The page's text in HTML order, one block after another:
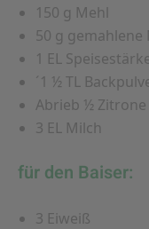
150 g Mehl
50 g gemahlene
1 EL
´1 ½ TL
Abrieb ½ Zitrone
3 EL Milch
für den Baiser:
3 Eiweiß